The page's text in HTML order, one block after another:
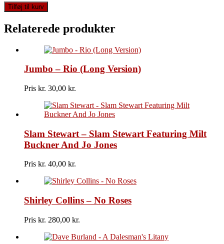
Santana
-
Santana
antal
Tilføj til kurv
Relaterede produkter
Jumbo – Rio (Long Version)
Pris kr. 30,00
Slam Stewart – Slam Stewart Featuring Milt
Buckner And Jo Jones
Pris kr. 40,00
Shirley Collins – No Roses
Pris kr. 280,00